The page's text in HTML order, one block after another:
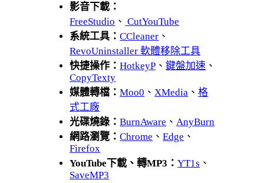
影音下載：
FreeStudio 、 CutYouTube
系統工具：CCleaner 、
RevoUninstaller 軟體移除工具
快捷操作：HotkeyP 、鍵盤加速 、
CopyTexty
媒體轉檔：Moo0 、 XMedia 、格
式工廠
光碟燒錄：BurnAware 、 AnyBurn
網路瀏覽：Chrome 、Edge 、
Firefox
YouTube下載、轉MP3：YT1s 、
SaveMP3